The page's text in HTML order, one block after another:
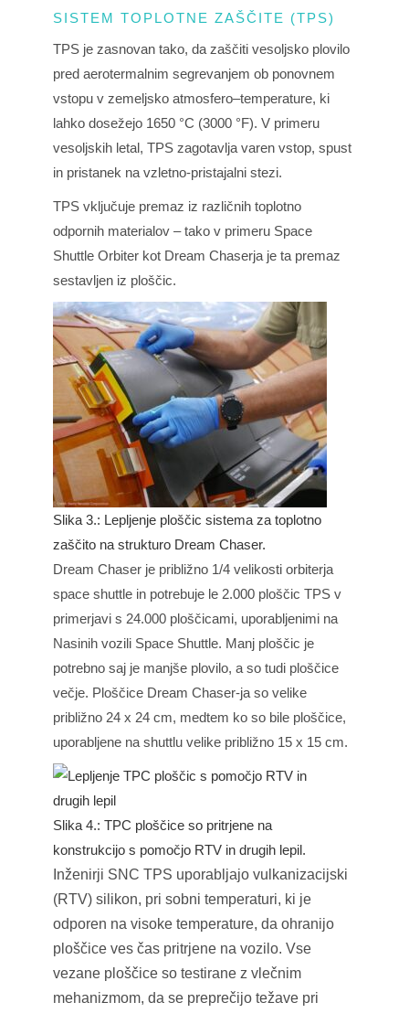
SISTEM TOPLOTNE ZAŠČITE (TPS)
TPS je zasnovan tako, da zaščiti vesoljsko plovilo
pred aerotermalnim segrevanjem ob ponovnem
vstopu v zemeljsko atmosfero–temperature, ki
lahko dosežejo 1650 °C (3000 °F). V primeru
vesoljskih letal, TPS zagotavlja varen vstop, spust
in pristanek na vzletno-pristajalni stezi.
TPS vključuje premaz iz različnih toplotno
odpornih materialov – tako v primeru Space
Shuttle Orbiter kot Dream Chaserja je ta premaz
sestavljen iz ploščic.
Slika 3.: Lepljenje ploščic sistema za toplotno
zaščito na strukturo Dream Chaser.
Dream Chaser je približno 1/4 velikosti orbiterja
space shuttle in potrebuje le 2.000 ploščic TPS v
primerjavi s 24.000 ploščicami, uporabljenimi na
Nasinih vozili Space Shuttle. Manj ploščic je
potrebno saj je manjše plovilo, a so tudi ploščice
večje. Ploščice Dream Chaser-ja so velike
približno 24 x 24 cm, medtem ko so bile ploščice,
uporabljene na shuttlu velike približno 15 x 15 cm.
Slika 4.: TPC ploščice so pritrjene na
konstrukcijo s pomočjo RTV in drugih lepil.
Inženirji SNC TPS uporabljajo vulkanizacijski
(RTV) silikon, pri sobni temperaturi, ki je
odporen na visoke temperature, da ohranijo
ploščice ves čas pritrjene na vozilo. Vse
vezane ploščice so testirane z vlečnim
mehanizmom, da se preprečijo težave pri